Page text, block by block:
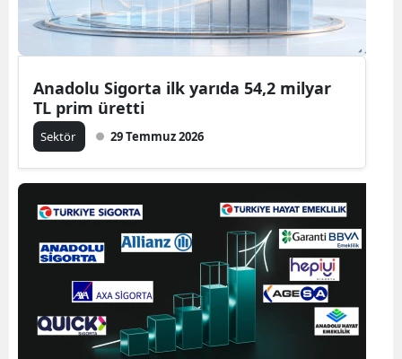
Anadolu Sigorta ilk yarıda 54,2 milyar
TL prim üretti
Sektör 29 Temmuz 2026